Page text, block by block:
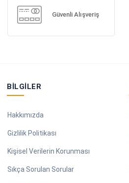
Güvenli Alışveriş
BILGILER
Hakkımızda
Gizlilik Politikası
Kişisel Verilerin Korunması
Sıkça Sorulan Sorular